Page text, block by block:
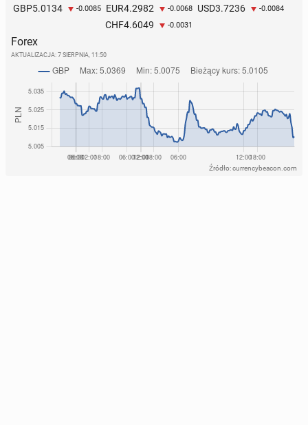
GBP5.0134 -0.0085 EUR4.2982 -0.0068 USD3.7236 -0.0084
CHF4.6049 -0.0031
Forex
AKTUALIZACJA: 7 SIERPNIA, 11:50
Źródło: currencybeacon.com